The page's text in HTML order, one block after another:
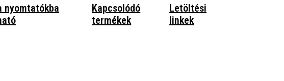
nyomtatókba
Kapcsolódó
termékek
Letöltési
linkek